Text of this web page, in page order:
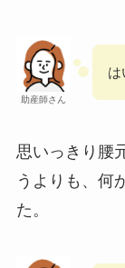
助産師さん
は
思いっきり腰
うよりも、何
た。